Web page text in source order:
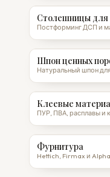
Столешницы для
Постформинг ДСП и
Шпон ценных
Натуральный шпон
Клеевые
ПУР, ПВА, расплавы и
Фурнитура
Hettich, Firmax и